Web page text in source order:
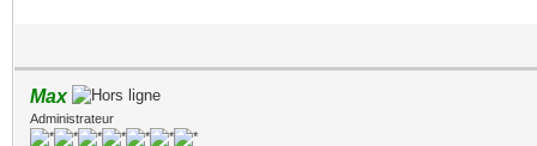
Max
Administrateur